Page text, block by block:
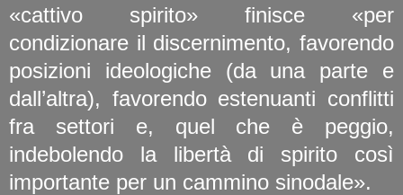
«cattivo spirito» finisce «per
condizionare il discernimento, favorendo
posizioni ideologiche (da una parte e
dall’altra), favorendo estenuanti conflitti
fra settori e, quel che è peggio,
indebolendo la libertà di spirito così
importante per un cammino sinodale».